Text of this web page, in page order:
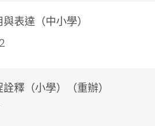
表達（中小學）
釋（小學）（重辦）